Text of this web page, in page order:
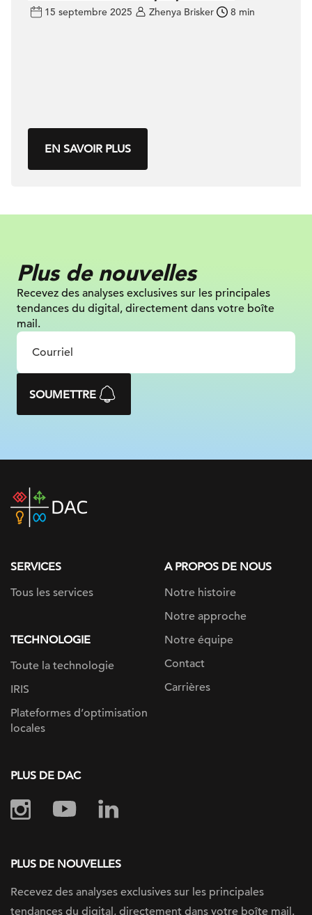
15 septembre 2025 Zhenya Brisker 8 min
EN SAVOIR PLUS
Plus de nouvelles
Recevez des analyses exclusives sur les principales
tendances du digital, directement dans votre boîte
mail.
SOUMETTRE
DAC
home
SERVICES
Tous les services
TECHNOLOGIE
Toute la technologie
IRIS
Plateformes d’optimisation
locales
A PROPOS DE NOUS
Notre histoire
Notre approche
Notre équipe
Contact
Carrières
PLUS DE DAC
PLUS DE NOUVELLES
Recevez des analyses exclusives sur les principales
tendances du digital, directement dans votre boîte mail.